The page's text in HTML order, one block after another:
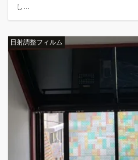
し...
日射調整フィルム